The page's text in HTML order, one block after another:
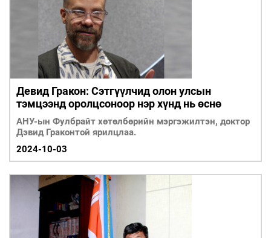
Девид Гракон: Сэтгүүлчид олон улсын
тэмцээнд оролцсоноор нэр хүнд нь өснө
АНУ-ын Фулбрайт хөтөлбөрийн мэргэжилтэн, доктор
Дэвид Граконтой ярилцлаа.
2024-10-03